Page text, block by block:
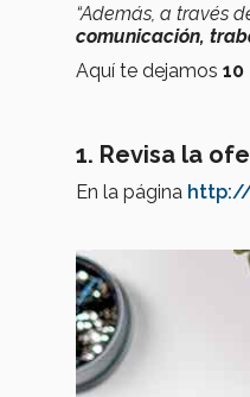
“Además, a través
comunicación,
Aquí te dejamos 10
1. Revisa la
En la página